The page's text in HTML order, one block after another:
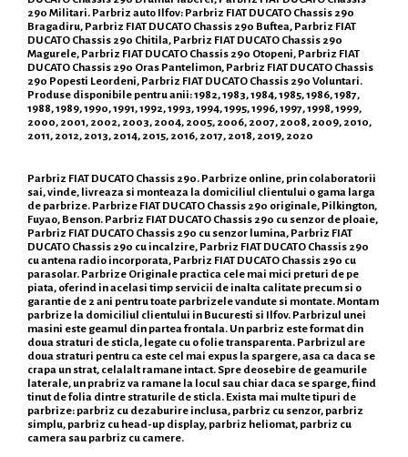
290 Militari. Parbriz auto Ilfov: Parbriz FIAT DUCATO Chassis 290
Bragadiru, Parbriz FIAT DUCATO Chassis 290 Buftea, Parbriz FIAT
DUCATO Chassis 290 Chitila, Parbriz FIAT DUCATO Chassis 290
Magurele, Parbriz FIAT DUCATO Chassis 290 Otopeni, Parbriz FIAT
DUCATO Chassis 290 Oras Pantelimon, Parbriz FIAT DUCATO Chassis
290 Popesti Leordeni, Parbriz FIAT DUCATO Chassis 290 Voluntari.
Produse disponibile pentru anii: 1982, 1983, 1984, 1985, 1986, 1987,
1988, 1989, 1990, 1991, 1992, 1993, 1994, 1995, 1996, 1997, 1998, 1999,
2000, 2001, 2002, 2003, 2004, 2005, 2006, 2007, 2008, 2009, 2010,
2011, 2012, 2013, 2014, 2015, 2016, 2017, 2018, 2019, 2020
Parbriz FIAT DUCATO Chassis 290. Parbrize online, prin colaboratorii
sai, vinde, livreaza si monteaza la domiciliul clientului o gama larga
de parbrize. Parbrize FIAT DUCATO Chassis 290 originale, Pilkington,
Fuyao, Benson. Parbriz FIAT DUCATO Chassis 290 cu senzor de ploaie,
Parbriz FIAT DUCATO Chassis 290 cu senzor lumina, Parbriz FIAT
DUCATO Chassis 290 cu incalzire, Parbriz FIAT DUCATO Chassis 290
cu antena radio incorporata, Parbriz FIAT DUCATO Chassis 290 cu
parasolar. Parbrize Originale practica cele mai mici preturi de pe
piata, oferind in acelasi timp servicii de inalta calitate precum si o
garantie de 2 ani pentru toate parbrizele vandute si montate. Montam
parbrize la domiciliul clientului in Bucuresti si Ilfov. Parbrizul unei
masini este geamul din partea frontala. Un parbriz este format din
doua straturi de sticla, legate cu o folie transparenta. Parbrizul are
doua straturi pentru ca este cel mai expus la spargere, asa ca daca se
crapa un strat, celalalt ramane intact. Spre deosebire de geamurile
laterale, un prabriz va ramane la locul sau chiar daca se sparge, fiind
tinut de folia dintre straturile de sticla. Exista mai multe tipuri de
parbrize: parbriz cu dezaburire inclusa, parbriz cu senzor, parbriz
simplu, parbriz cu head-up display, parbriz heliomat, parbriz cu
camera sau parbriz cu camere.